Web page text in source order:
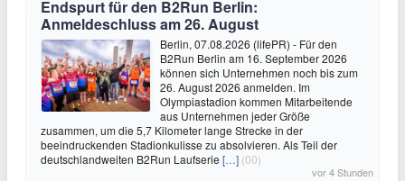
Endspurt für den B2Run Berlin:
Anmeldeschluss am 26. August
Berlin, 07.08.2026 (lifePR) - Für den
B2Run Berlin am 16. September 2026
können sich Unternehmen noch bis zum
26. August 2026 anmelden. Im
Olympiastadion kommen Mitarbeitende
aus Unternehmen jeder Größe
zusammen, um die 5,7 Kilometer lange Strecke in der
beeindruckenden Stadionkulisse zu absolvieren. Als Teil der
deutschlandweiten B2Run Laufserie […] (00)
vor 4 Stunden